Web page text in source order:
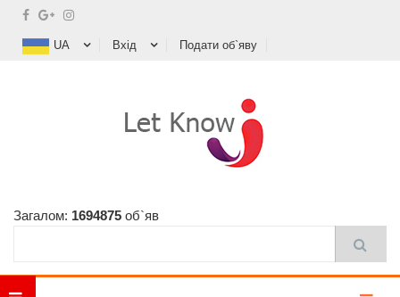
UA Вхід Подати об`яву
Загалом: 1694875 об`яв